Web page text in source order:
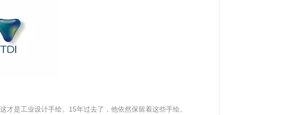
是工业设计手绘。15年过去了，他依然保留着这些手绘。